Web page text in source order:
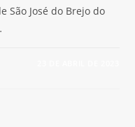
São José do Brejo do